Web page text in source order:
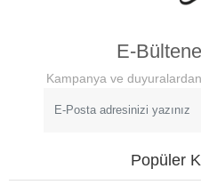
E-
Kampanya ve
Popüler